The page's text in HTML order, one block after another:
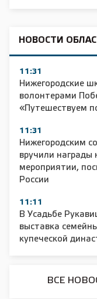
НОВОСТИ
11:31
Нижегородские
волонтерами
«Путешествуем
11:31
Нижегородским
вручили награды
мероприятии,
России
11:11
В Усадьбе
выставка
купеческой
ВСЕ